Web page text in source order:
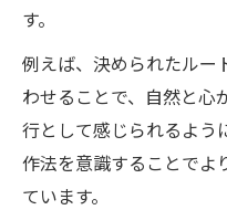
す。
例えば、決められたルー
わせることで、自然と心
行として感じられるよう
作法を意識することでよ
ています。